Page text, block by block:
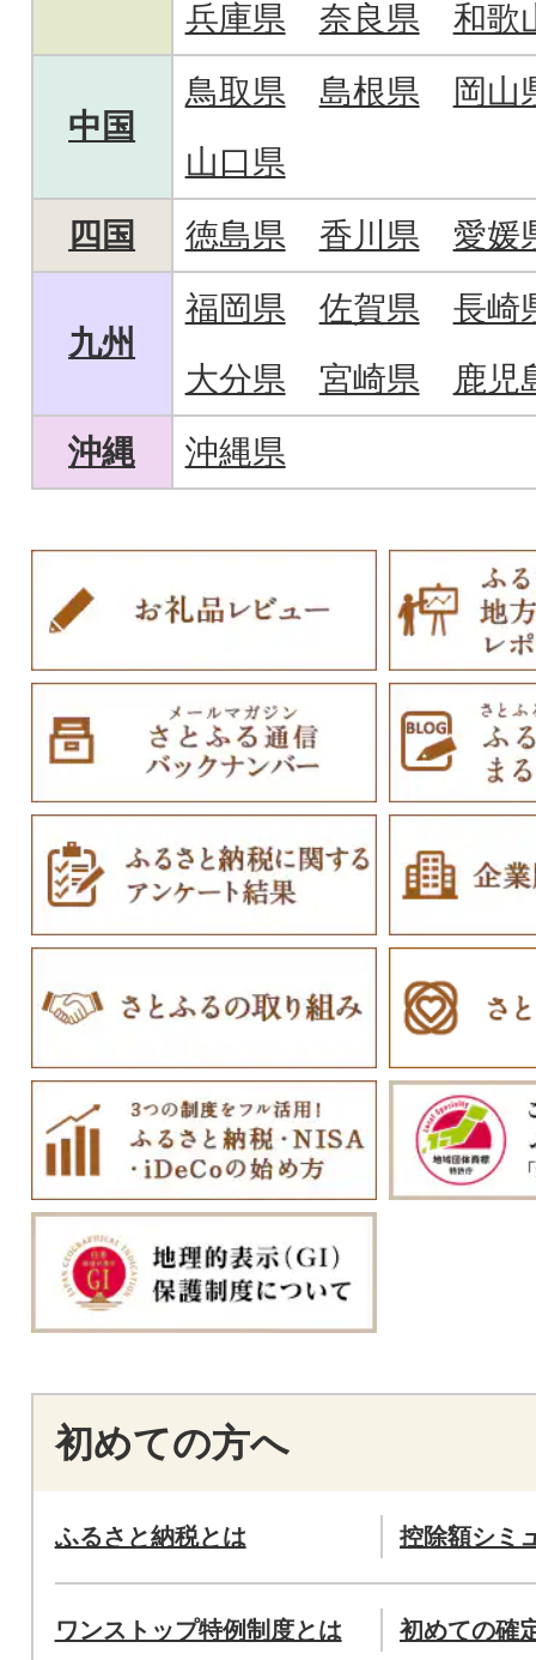
兵庫県
奈良県 和歌
中国
鳥取県 島根県
岡山
山口県
四国
徳島県 香川県 愛媛
九州
福岡県 佐賀県
長崎
大分県
宮崎県
鹿児
沖縄
沖縄県
初めての方へ
ふるさと納税とは 控除額シミ
ワンストップ特例制度とは 初めての確